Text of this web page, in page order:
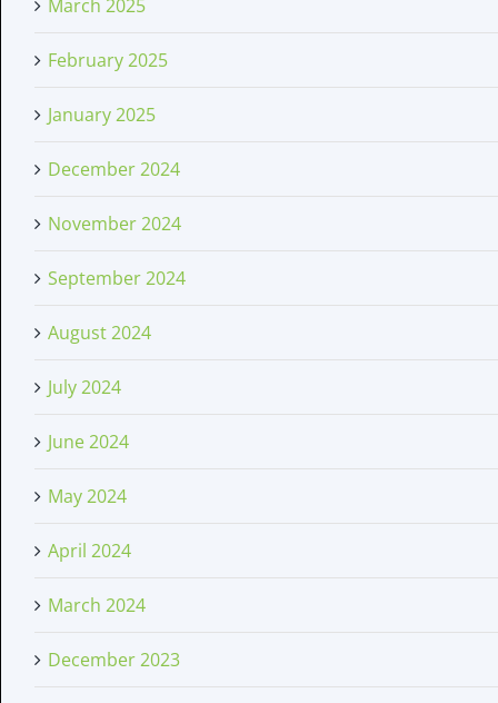
March 2025
February 2025
January 2025
December 2024
November 2024
September 2024
August 2024
July 2024
June 2024
May 2024
April 2024
March 2024
December 2023